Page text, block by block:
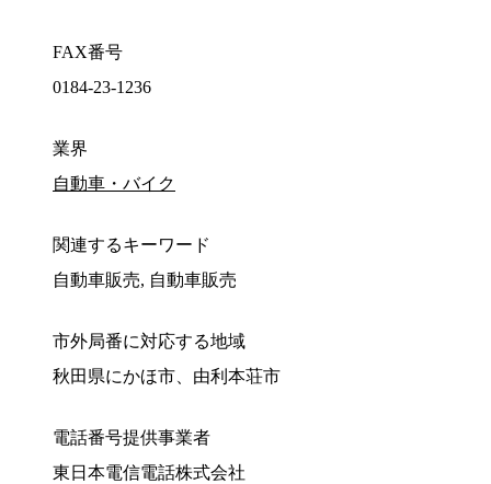
FAX番号
0184-23-1236
業界
自動車・バイク
関連するキーワード
自動車販売, 自動車販売
市外局番に対応する地域
秋田県にかほ市、由利本荘市
電話番号提供事業者
東日本電信電話株式会社